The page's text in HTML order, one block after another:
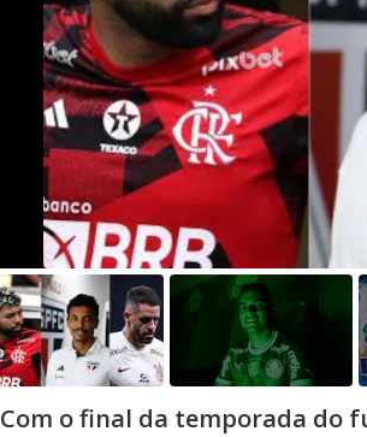
Com o final da temporada do